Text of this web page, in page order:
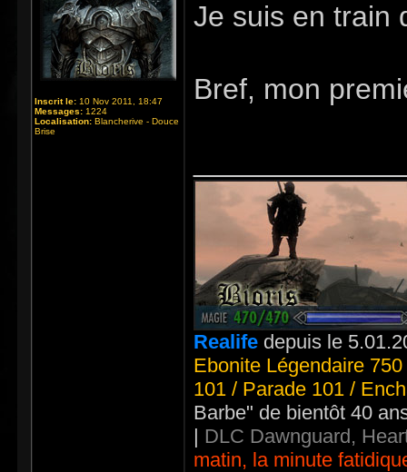
Inscrit le: 10 Nov 2011, 18:47
Messages: 1224
Localisation: Blancherive - Douce
Brise
Je suis en train
Bref, mon
Realife depuis le
Ebonite Légendaire
101 / Parade 101 /
Barbe" de bientôt 40
| DLC Dawnguard,
matin, la minute